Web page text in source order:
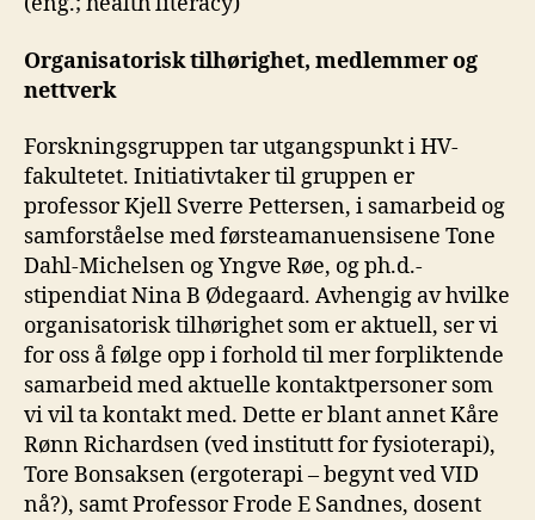
Organisatorisk tilhørighet, medlemmer og
nettverk
Forskningsgruppen tar utgangspunkt i HV-
fakultetet. Initiativtaker til gruppen er
professor Kjell Sverre Pettersen, i samarbeid og
samforståelse med førsteamanuensisene Tone
Dahl-Michelsen og Yngve Røe, og ph.d.-
stipendiat Nina B Ødegaard. Avhengig av hvilke
organisatorisk tilhørighet som er aktuell, ser vi
for oss å følge opp i forhold til mer forpliktende
samarbeid med aktuelle kontaktpersoner som
vi vil ta kontakt med. Dette er blant annet Kåre
Rønn Richardsen (ved institutt for fysioterapi),
Tore Bonsaksen (ergoterapi – begynt ved VID
nå?), samt Professor Frode E Sandnes, dosent